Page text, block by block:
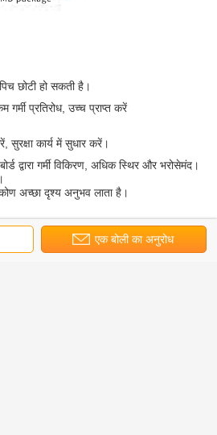
छोटी हो सकती है।
प्रतिरोध, उच्च प्राप्त करें
सुरक्षा कार्य में सुधार करें।
द्वारा गर्मी विकिरण, अधिक स्थिर और भरोसेमंद।
अच्छा दृश्य अनुभव लाता है।
एक बोली का अनुरोध